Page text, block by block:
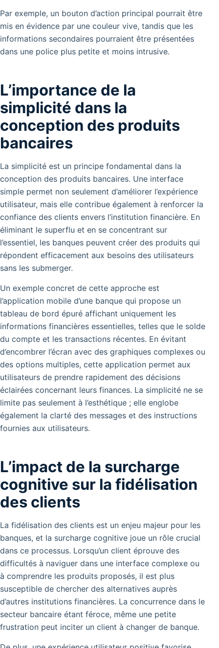
Par exemple, un bouton d’action principal pourrait être
mis en évidence par une couleur vive, tandis que les
informations secondaires pourraient être présentées
dans une police plus petite et moins intrusive.
L’importance de la
simplicité dans la
conception des produits
bancaires
La simplicité est un principe fondamental dans la
conception des produits bancaires. Une interface
simple permet non seulement d’améliorer l’expérience
utilisateur, mais elle contribue également à renforcer la
confiance des clients envers l’institution financière. En
éliminant le superflu et en se concentrant sur
l’essentiel, les banques peuvent créer des produits qui
répondent efficacement aux besoins des utilisateurs
sans les submerger.
Un exemple concret de cette approche est
l’application mobile d’une banque qui propose un
tableau de bord épuré affichant uniquement les
informations financières essentielles, telles que le solde
du compte et les transactions récentes. En évitant
d’encombrer l’écran avec des graphiques complexes ou
des options multiples, cette application permet aux
utilisateurs de prendre rapidement des décisions
éclairées concernant leurs finances. La simplicité ne se
limite pas seulement à l’esthétique ; elle englobe
également la clarté des messages et des instructions
fournies aux utilisateurs.
L’impact de la surcharge
cognitive sur la fidélisation
des clients
La fidélisation des clients est un enjeu majeur pour les
banques, et la surcharge cognitive joue un rôle crucial
dans ce processus. Lorsqu’un client éprouve des
difficultés à naviguer dans une interface complexe ou
à comprendre les produits proposés, il est plus
susceptible de chercher des alternatives auprès
d’autres institutions financières. La concurrence dans le
secteur bancaire étant féroce, même une petite
frustration peut inciter un client à changer de banque.